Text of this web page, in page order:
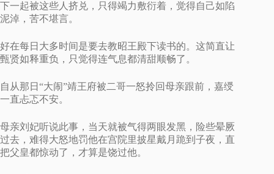
下一起被这些人挤兑，只得竭力敷衍着，觉得自己如陷
泥淖，苦不堪言。
好在每日大多时间是要去教昭王殿下读书的。这简直让
甄贤如释重负，只觉得连气息都清甜顺畅了。
自从那日“大闹”靖王府被二哥一怒拎回母亲跟前，嘉绶
一直忐忑不安。
母亲刘妃听说此事，当天就被气得两眼发黑，险些晕厥
过去，难得大怒地罚他在宫院里披星戴月跪到子夜，直
把父皇都惊动了，才算是饶过他。